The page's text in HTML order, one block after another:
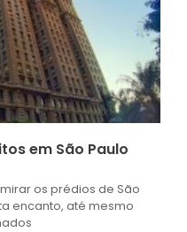
em São Paulo
os prédios de São
encanto, até mesmo